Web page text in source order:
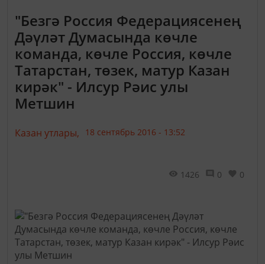
"Безгә Россия Федерациясенең
Дәүләт Думасында көчле
команда, көчле Россия, көчле
Татарстан, төзек, матур Казан
кирәк" - Илсур Рәис улы
Метшин
Казан утлары, 18 сентябрь 2016 - 13:52
1426 0 0